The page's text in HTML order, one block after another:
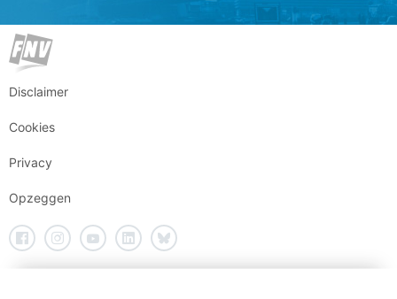
Disclaimer
Cookies
Privacy
Opzeggen